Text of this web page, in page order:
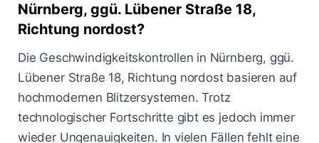
Nürnberg, ggü. Lübener Straße 18,
Richtung nordost?
Die Geschwindigkeitskontrollen in Nürnberg, ggü.
Lübener Straße 18, Richtung nordost basieren auf
hochmodernen Blitzersystemen. Trotz
technologischer Fortschritte gibt es jedoch immer
wieder Ungenauigkeiten. In vielen Fällen fehlt eine